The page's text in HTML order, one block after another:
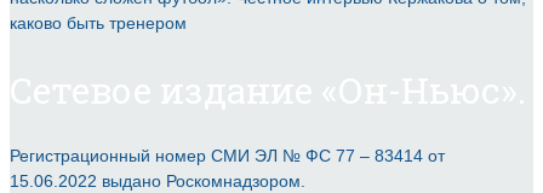
каково быть тренером
Регистрационный номер СМИ ЭЛ № ФС 77 – 83414 от
15.06.2022 выдано Роскомнадзором.